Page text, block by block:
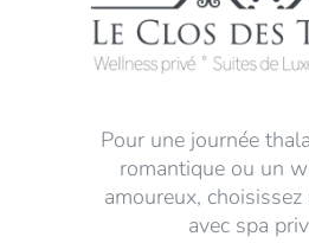
Pour une journée
romantique ou un
amoureux,
avec spa